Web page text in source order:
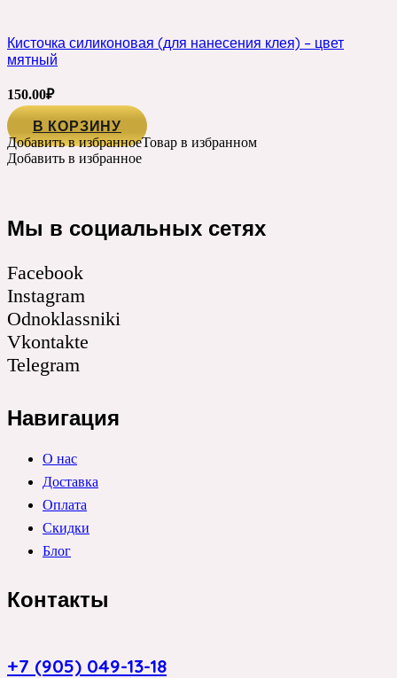
Кисточка силиконовая (для нанесения клея) – цвет
мятный
150.00₽
В КОРЗИНУ
Добавить в избранноеТовар в избранном
Добавить в избранное
Мы в социальных сетях
Facebook
Instagram
Odnoklassniki
Vkontakte
Telegram
Навигация
О нас
Доставка
Оплата
Скидки
Блог
Контакты
+7 (905) 049-13-18